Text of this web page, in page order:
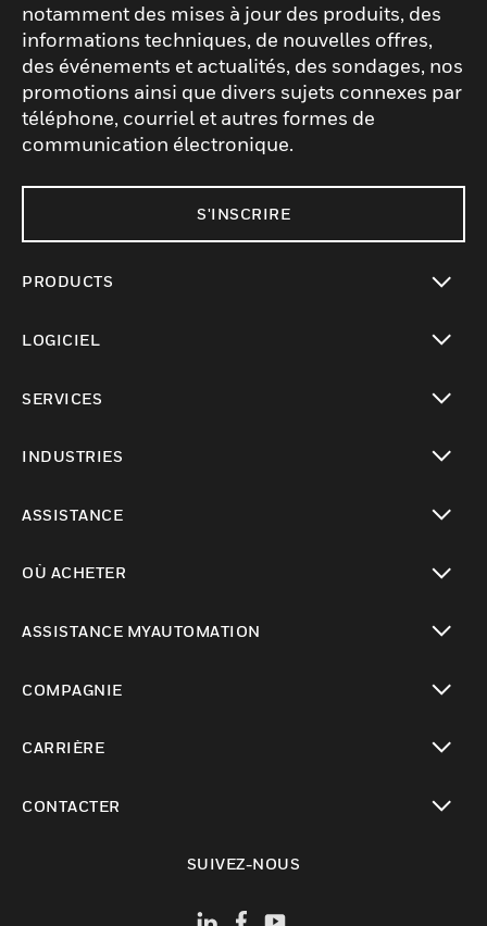
notamment des mises à jour des produits, des
informations techniques, de nouvelles offres,
des événements et actualités, des sondages, nos
promotions ainsi que divers sujets connexes par
téléphone, courriel et autres formes de
communication électronique.
S'INSCRIRE
PRODUCTS
LOGICIEL
SERVICES
INDUSTRIES
ASSISTANCE
OÙ ACHETER
ASSISTANCE MYAUTOMATION
COMPAGNIE
CARRIÈRE
CONTACTER
SUIVEZ-NOUS